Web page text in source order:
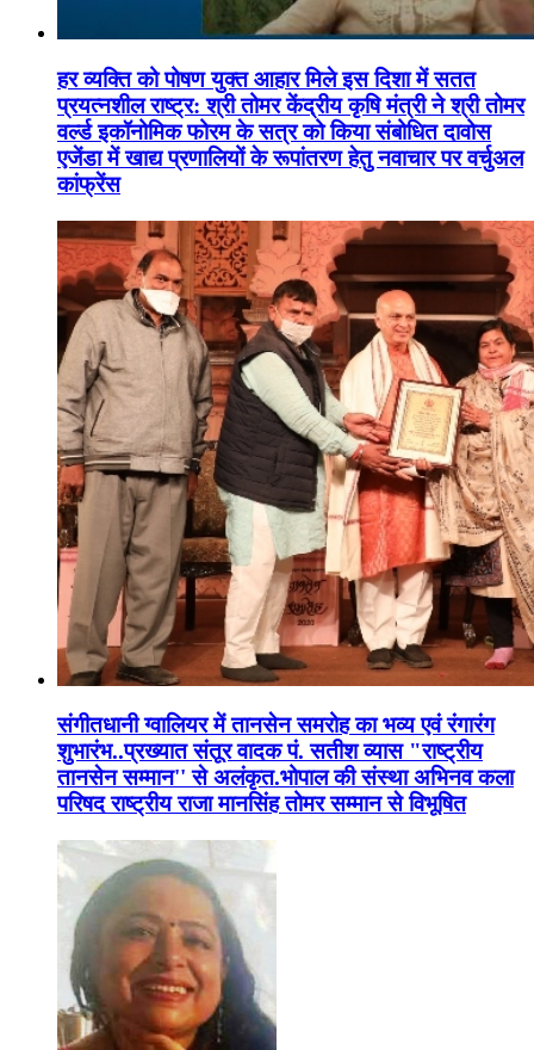
हर व्यक्ति को पोषण युक्त आहार मिले इस दिशा में सतत
प्रयत्नशील राष्ट्र: श्री तोमर केंद्रीय कृषि मंत्री ने श्री तोमर
वर्ल्ड इकॉनोमिक फोरम के सत्र को किया संबोधित दावोस
एजेंडा में खाद्य प्रणालियों के रूपांतरण हेतु नवाचार पर वर्चुअल
कांफ्रेंस
संगीतधानी ग्वालियर में तानसेन समरोह का भव्य एवं रंगारंग
शुभारंभ..प्रख्यात संतूर वादक पं. सतीश व्यास "राष्ट्रीय
तानसेन सम्मान'' से अलंकृत.भोपाल की संस्था अभिनव कला
परिषद राष्ट्रीय राजा मानसिंह तोमर सम्मान से विभूषित